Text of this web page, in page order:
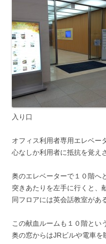
入り口
オフィス利用者専用エレベー
心なしか利用者に抵抗を覚え
奥のエレベーターで１０階へ
突きあたりを左手に行くと、
同フロアには英会話教室があ
この献血ルームも１０階とい
奥の窓からはJRビルや電車を